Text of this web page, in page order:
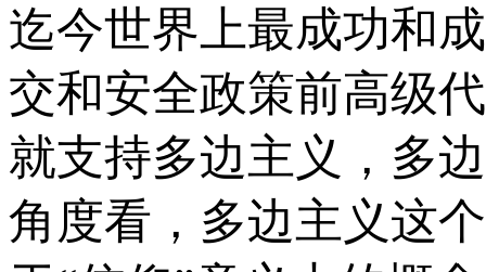
迄今世界上最成功和
交和安全政策前高级
就支持多边主义，多
角度看，多边主义这